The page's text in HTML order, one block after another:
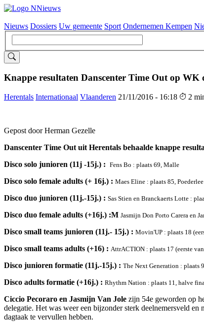
Hoofdnavigatie
Nieuws Dossiers Uw gemeente Sport Ondernemen Kempen
Knappe resultaten Danscenter Time Out op WK
Herentals Internationaal Vlaanderen 21/11/2016 - 16:18 2
Gepost door Herman Gezelle
Danscenter Time Out uit Herentals behaalde knappe
Disco solo junioren (11j -15j.) : Fens Bo : plaats 69, Malle
Disco solo female adults (+ 16j.) : Maes Eline : plaats 85, Poederlee
Disco duo junioren (11j.-15j.) : Sas Stien en Branckaerts Lotte :
Disco duo female adults (+16j.) :M Jasmijn Don Porto Carera en
Disco small teams junioren (11j.- 15j.) : Movin'UP : plaats 18
Disco small teams adults (+16) : AttrACTION : plaats 17 (eerste
Disco junioren formatie (11j.-15j.) : The Next Generation : plaats
Disco adults formatie (+16j.) : Rhythm Nation : plaats 11, halve
Ciccio Pecoraro en Jasmijn Van Jole zijn 54e geworden op
delegatie. Het was weer een bijzonder sterk deelnemersveld
dagtaak te vervullen hebben.